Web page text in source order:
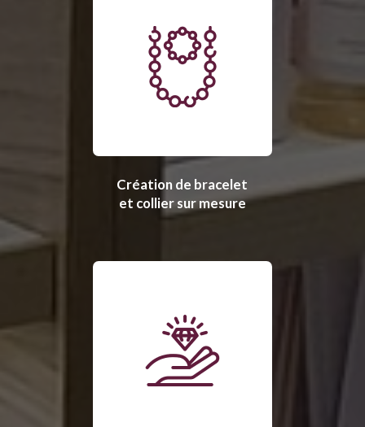
Création de bracelet
et collier sur mesure